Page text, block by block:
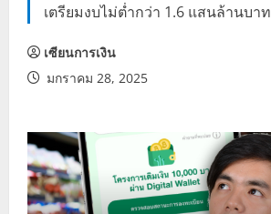
เตรียมงบไม่ต่ำกว่า 1.6 แสนล้านบาท
เซียนการเงิน
มกราคม 28, 2025